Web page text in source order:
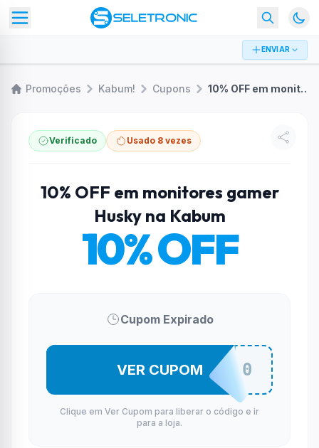
ENVIAR
Promoções Kabum! Cupons 10% OFF em monitores gamer Husky na Kabum
Verificado Usado 8 vezes
10% OFF em monitores gamer
Husky na Kabum
10% OFF
Cupom Expirado
SEUMONITOR10
VER CUPOM
Clique em Ver Cupom para liberar o código e ir
para a loja.